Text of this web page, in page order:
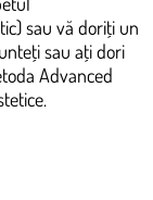
sau vă doriţi un
sau aţi dori
Advanced